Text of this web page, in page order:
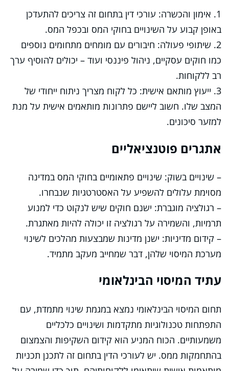
1. אימון והכשרה: עורכי דין בתחום זה צריכים להתעדכן
באופן קבוע על השינויים בחוקי המס ובכפל המס.
2. שיתופי פעולה: חיבורים עם מומחים מתחומים נוספים
כמו חוקים עסקיים, ניהול פיננסי ועוד – יכולים להוסיף ערך
רב ללקוחות.
3. ייעוץ מותאם אישית: כל לקוח מצריך ניתוח ייחודי של
המצב שלו. חשוב ליישם פתרונות מותאמים אישית על מנת
למזער סיכונים.
אתגרים פוטנציאליים
– שינויים בשוק: שינויים פתאומיים בחוקי המס במדינה
מסוימת עלולים להשפיע על האסטרטגיות שנבחרו.
– רגולציה מוגברת: ישנם חוקים שיש לנקוט כדי למנוע
תרמיות, והשמירה על רגולציה זו יכולה להיות מאתגרת.
– קידום מדיניות: ישנן מדינות שמבצעות מהלכים לשינוי
מערכת המיסוי שלהן, דבר שמחייב מעקב מתמיד.
עתיד המיסוי הבינלאומי
תחום המיסוי הבינלאומי נמצא במגמת שינוי מתמדת, עם
התפתחות טכנולוגיות מתקדמות ושינויים כלכליים
משמעותיים. הכוח המניע הוא קידום השקיפות והצמצום
בהתחמקות ממס. יש לעורכי הדין בתחום זה לתכנן תכניות